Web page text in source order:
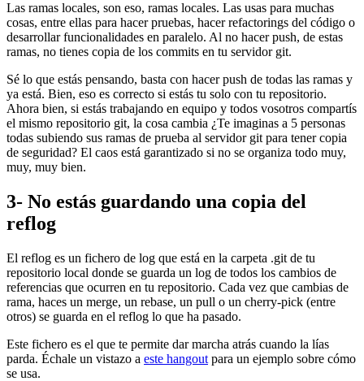
Las ramas locales, son eso, ramas locales. Las usas para muchas
cosas, entre ellas para hacer pruebas, hacer refactorings del código o
desarrollar funcionalidades en paralelo. Al no hacer push, de estas
ramas, no tienes copia de los commits en tu servidor git.
Sé lo que estás pensando, basta con hacer push de todas las ramas y
ya está. Bien, eso es correcto si estás tu solo con tu repositorio.
Ahora bien, si estás trabajando en equipo y todos vosotros compartís
el mismo repositorio git, la cosa cambia ¿Te imaginas a 5 personas
todas subiendo sus ramas de prueba al servidor git para tener copia
de seguridad? El caos está garantizado si no se organiza todo muy,
muy, muy bien.
3- No estás guardando una copia del
reflog
El reflog es un fichero de log que está en la carpeta .git de tu
repositorio local donde se guarda un log de todos los cambios de
referencias que ocurren en tu repositorio. Cada vez que cambias de
rama, haces un merge, un rebase, un pull o un cherry-pick (entre
otros) se guarda en el reflog lo que ha pasado.
Este fichero es el que te permite dar marcha atrás cuando la lías
parda. Échale un vistazo a este hangout para un ejemplo sobre cómo
se usa.